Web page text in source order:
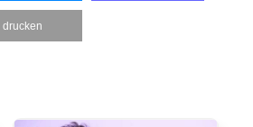
drucken